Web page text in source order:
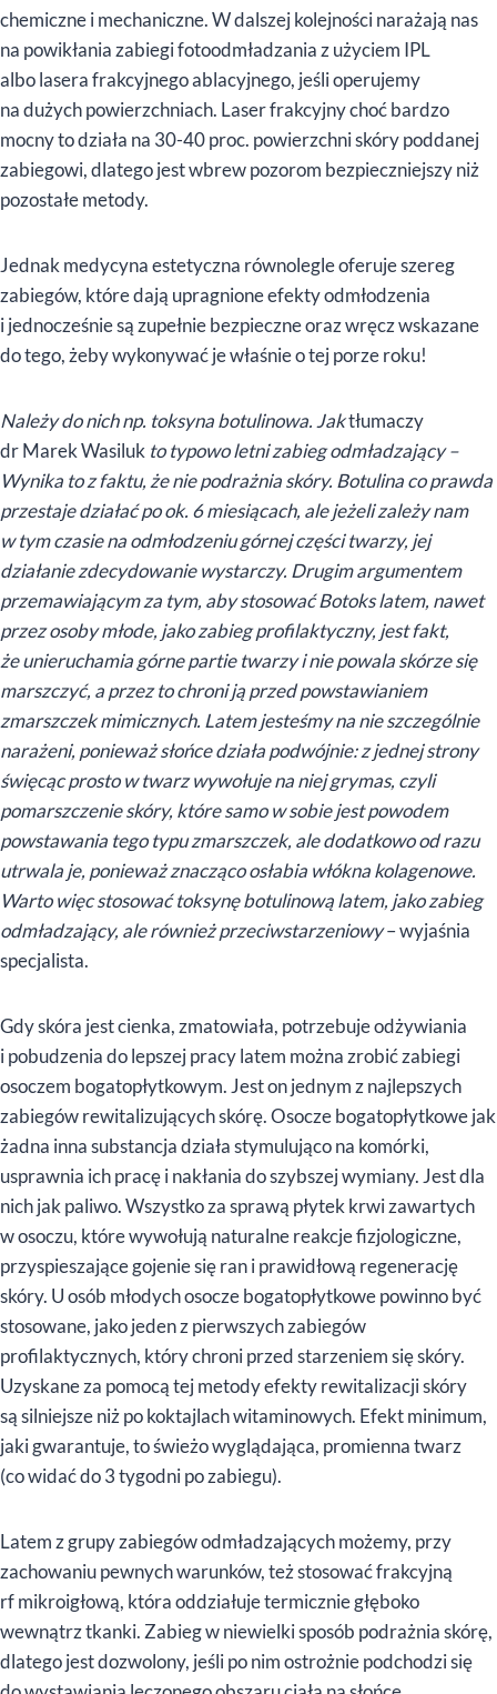
chemiczne i mechaniczne. W dalszej kolejności narażają nas
na powikłania zabiegi fotoodmładzania z użyciem IPL
albo lasera frakcyjnego ablacyjnego, jeśli operujemy
na dużych powierzchniach. Laser frakcyjny choć bardzo
mocny to działa na 30-40 proc. powierzchni skóry poddanej
zabiegowi, dlatego jest wbrew pozorom bezpieczniejszy niż
pozostałe metody.
Jednak medycyna estetyczna równolegle oferuje szereg
zabiegów, które dają upragnione efekty odmłodzenia
i jednocześnie są zupełnie bezpieczne oraz wręcz wskazane
do tego, żeby wykonywać je właśnie o tej porze roku!
Należy do nich np. toksyna botulinowa. Jaktłumaczy
dr Marek Wasiluk to typowo letni zabieg odmładzający –
Wynika to z faktu, że nie podrażnia skóry. Botulina co prawda
przestaje działać po ok. 6 miesiącach, ale jeżeli zależy nam
w tym czasie na odmłodzeniu górnej części twarzy, jej
działanie zdecydowanie wystarczy. Drugim argumentem
przemawiającym za tym, aby stosować Botoks latem, nawet
przez osoby młode, jako zabieg profilaktyczny, jest fakt,
że unieruchamia górne partie twarzy i nie powala skórze się
marszczyć, a przez to chroni ją przed powstawianiem
zmarszczek mimicznych. Latem jesteśmy na nie szczególnie
narażeni, ponieważ słońce działa podwójnie: z jednej strony
święcąc prosto w twarz wywołuje na niej grymas, czyli
pomarszczenie skóry, które samo w sobie jest powodem
powstawania tego typu zmarszczek, ale dodatkowo od razu
utrwala je, ponieważ znacząco osłabia włókna kolagenowe.
Warto więc stosować toksynę botulinową latem, jako zabieg
odmładzający, ale również przeciwstarzeniowy– wyjaśnia
specjalista.
Gdy skóra jest cienka, zmatowiała, potrzebuje odżywiania
i pobudzenia do lepszej pracy latem można zrobić zabiegi
osoczem bogatopłytkowym. Jest on jednym z najlepszych
zabiegów rewitalizujących skórę. Osocze bogatopłytkowe jak
żadna inna substancja działa stymulująco na komórki,
usprawnia ich pracę i nakłania do szybszej wymiany. Jest dla
nich jak paliwo. Wszystko za sprawą płytek krwi zawartych
w osoczu, które wywołują naturalne reakcje fizjologiczne,
przyspieszające gojenie się ran i prawidłową regenerację
skóry. U osób młodych osocze bogatopłytkowe powinno być
stosowane, jako jeden z pierwszych zabiegów
profilaktycznych, który chroni przed starzeniem się skóry.
Uzyskane za pomocą tej metody efekty rewitalizacji skóry
są silniejsze niż po koktajlach witaminowych. Efekt minimum,
jaki gwarantuje, to świeżo wyglądająca, promienna twarz
(co widać do 3 tygodni po zabiegu).
Latem z grupy zabiegów odmładzających możemy, przy
zachowaniu pewnych warunków, też stosować frakcyjną
rf mikroigłową, która oddziałuje termicznie głęboko
wewnątrz tkanki. Zabieg w niewielki sposób podrażnia skórę,
dlatego jest dozwolony, jeśli po nim ostrożnie podchodzi się